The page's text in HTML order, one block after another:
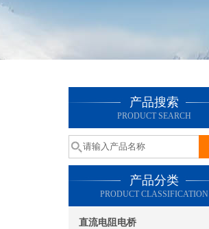
产品搜索
PRODUCT SEARCH
产品分类
PRODUCT CLASSIFICATION
直流电阻电桥